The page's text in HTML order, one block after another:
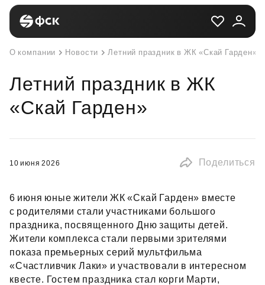
О компании Новости Летний праздник в ЖК «Скай Гарден»
Летний праздник в ЖК
«Скай Гарден»
10 июня 2026 Поделиться
6 июня юные жители ЖК «Скай Гарден» вместе
с родителями стали участниками большого
праздника, посвященного Дню защиты детей.
Жители комплекса стали первыми зрителями
показа премьерных серий мультфильма
«Счастливчик Лаки» и участвовали в интересном
квесте. Гостем праздника стал корги Марти,